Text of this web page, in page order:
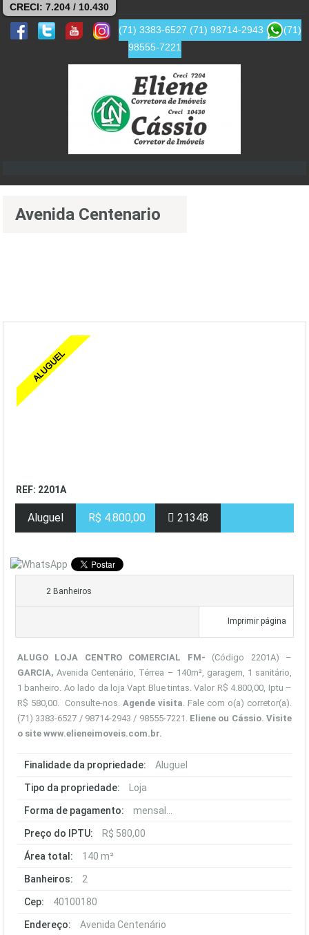
CRECI: 7.204 / 10.430
(71) 3383-6527 (71) 98714-2943
(71)
98555-7221
Avenida Centenario
REF: 2201A
Aluguel R$ 4.800,00 21348
2 Banheiros
Imprimir página
ALUGO LOJA CENTRO COMERCIAL FM- (Código 2201A) –
GARCIA,Avenida Centenário, Térrea – 140m², garagem, 1 sanitário,
1 banheiro. Ao lado da loja Vapt Blue tintas. Valor R$ 4.800,00, Iptu –
R$ 580,00. Consulte-nos. Agende visita . Fale com o(a) corretor(a).
(71) 3383-6527 / 98714-2943 / 98555-7221. Eliene ou Cássio. Visite
o site www.elieneimoveis.com.br.
Finalidade da propriedade: Aluguel
Tipo da propriedade: Loja
Forma de pagamento: mensal...
Preço do IPTU: R$ 580,00
Área total: 140 m²
Banheiros: 2
Cep: 40100180
Endereço: Avenida Centenário